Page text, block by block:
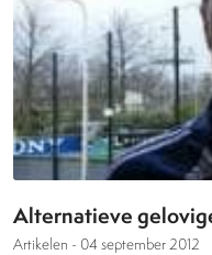
Alternatieve
Artikelen - 04 september 2012